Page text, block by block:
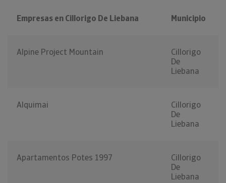
Empresas en Cillorigo De Liebana Municipio
Alpine Project Mountain
Cillorigo
De
Liebana
Alquimai
Cillorigo
De
Liebana
Apartamentos Potes 1997
Cillorigo
De
Liebana